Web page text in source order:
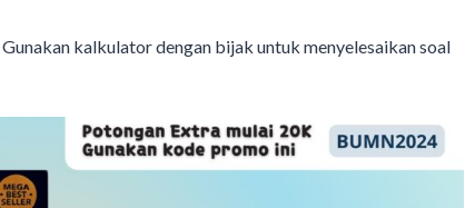
Gunakan kalkulator dengan bijak untuk menyelesaikan soal